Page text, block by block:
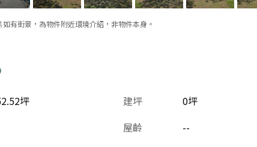
有街景，為物件附近環境介紹，非物件本身。
建坪 0坪
坪
屋齡 --